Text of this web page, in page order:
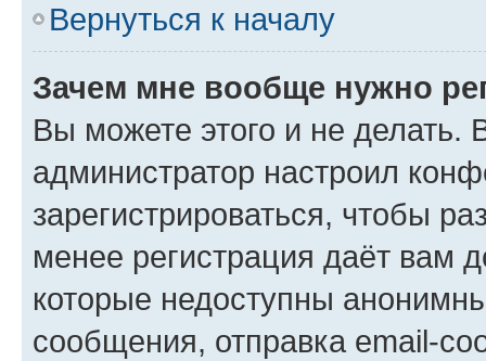
Вернуться к началу
Зачем мне вообще нужно
Вы можете этого и не делать.
администратор настроил
зарегистрироваться, чтобы
менее регистрация даёт вам
которые недоступны
сообщения, отправка email-